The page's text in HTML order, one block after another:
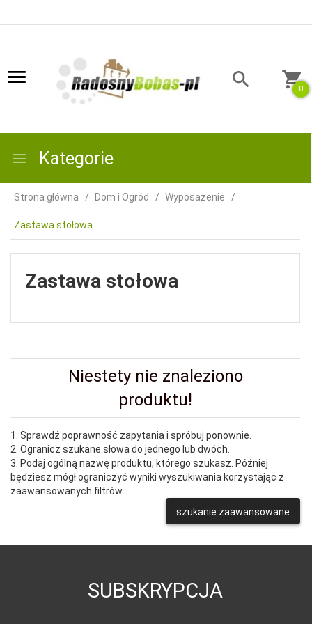
0
Kategorie
Strona główna Dom i Ogród Wyposażenie
Zastawa stołowa
Zastawa stołowa
Niestety nie znaleziono
produktu!
1. Sprawdź poprawność zapytania i spróbuj ponownie.
2. Ogranicz szukane słowa do jednego lub dwóch.
3. Podaj ogólną nazwę produktu, którego szukasz. Później
będziesz mógł ograniczyć wyniki wyszukiwania korzystając z
zaawansowanych filtrów.
szukanie zaawansowane
SUBSKRYPCJA